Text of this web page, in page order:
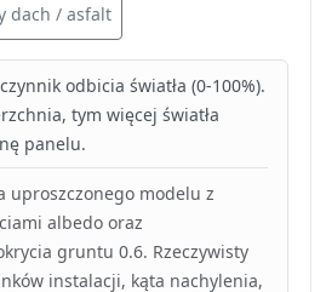
dach / asfalt
odbicia światła (0-100%).
tym więcej światła
panelu.
uproszczonego modelu z
albedo oraz
gruntu 0.6. Rzeczywisty
instalacji, kąta nachylenia,